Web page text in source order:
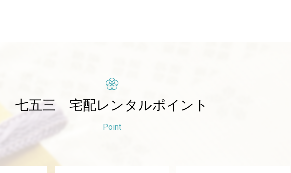
七五三 宅配レンタルポイント
Point